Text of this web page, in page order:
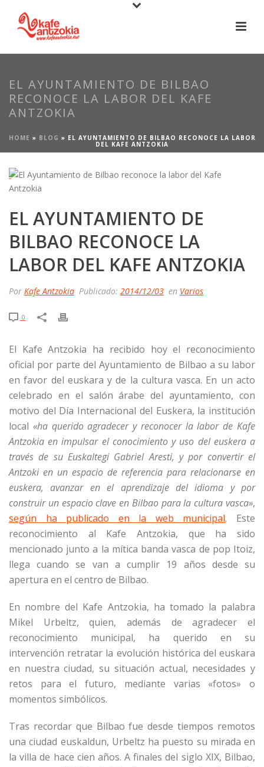
EL AYUNTAMIENTO DE BILBAO
RECONOCE LA LABOR DEL KAFE
ANTZOKIA
HOME » BLOG » EL AYUNTAMIENTO DE BILBAO RECONOCE LA LABOR
DEL KAFE ANTZOKIA
EL AYUNTAMIENTO DE
BILBAO RECONOCE LA
LABOR DEL KAFE ANTZOKIA
Por Kafe Antzokia Publicado: 2014/12/03 en Varios
0
El Kafe Antzokia ha recibido hoy el reconocimiento
oficial por parte del Ayuntamiento de Bilbao a su labor
en favor del euskara y de la cultura vasca. En un acto
celebrado en el salón árabe del ayuntamiento, con
motivo del Día Internacional del Euskera, la institución
local «ha querido agradecer y reconocer la labor de Kafe
Antzokia en impulsar el conocimiento y uso del euskera a
través de su Euskaltegi Gabriel Aresti, y por convertir el
Antzoki en un espacio de referencia para relacionarse en
euskera, avanzar en el aprendizaje del idioma y por
construir un espacio clave en Bilbao para la cultura vasca»,
según ha publicado en la web municipal. Este
reconocimiento al Kafe Antzokia, que ha sido
mencionado junto a la mítica banda vasca de pop Itoiz,
llega cuando se van a cumplir 19 años desde su
apertura en el centro de Bilbao.
En nombre del Kafe Antzokia, ha tomado la palabra
Mikel Urbeltz, quien, además de agradecer el
reconocimiento municipal, ha querido en su
intervención retratar la evolución histórica del euskara
en nuestra ciudad, su situación actual, necesidades y
retos para el futuro, mediante varias «fotos» o
momentos simbólicos.
Tras recordar que Bilbao fue desde tiempos remotos
una ciudad euskaldun, Urbeltz ha puesto su mirada en
la villa de hace cien años. A finales del siglo XIX, Bilbao,